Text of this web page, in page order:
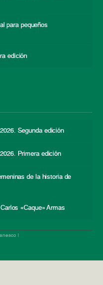
para pequeños
edición
Segunda edición
Primera edición
de la historia de
«Caque» Armas
|